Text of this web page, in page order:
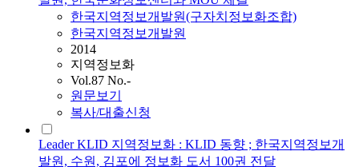
한국지역정보개발원(구자치정보화조합)
한국지역정보개발원
2014
지역정보화
Vol.87 No.-
원문보기
복사/대출신청
Leader KLID 지역정보화 : KLID 동향 ; 한국지역정보개
발원, 수원, 김포에 정보화 도서 100권 전달